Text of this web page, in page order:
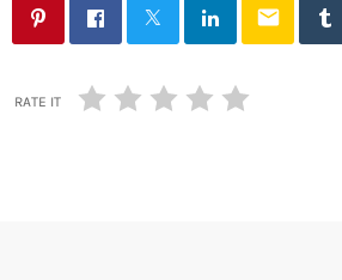
email
RATE IT